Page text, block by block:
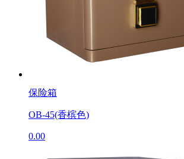
保险箱
OB-45(香槟色)
0.00